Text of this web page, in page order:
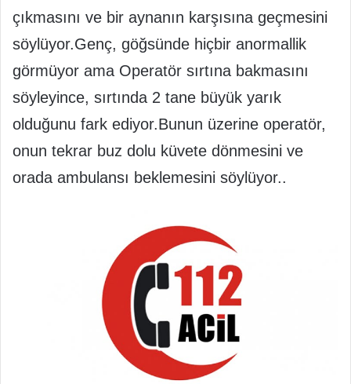
çıkmasını ve bir aynanın karşısına geçmesini
söylüyor.Genç, göğsünde hiçbir anormallik
görmüyor ama Operatör sırtına bakmasını
söyleyince, sırtında 2 tane büyük yarık
olduğunu fark ediyor.Bunun üzerine operatör,
onun tekrar buz dolu küvete dönmesini ve
orada ambulansı beklemesini söylüyor..